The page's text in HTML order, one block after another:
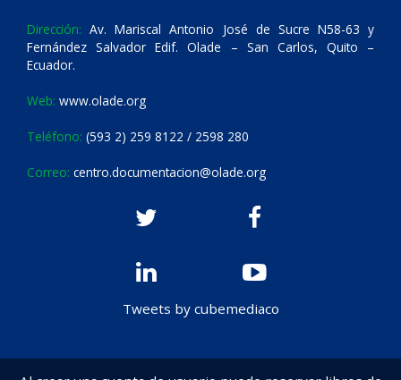
Dirección: Av. Mariscal Antonio José de Sucre N58-63 y
Fernández Salvador Edif. Olade – San Carlos, Quito –
Ecuador.
Web: www.olade.org
Teléfono: (593 2) 259 8122 / 2598 280
Correo: centro.documentacion@olade.org
Tweets by cubemediaco